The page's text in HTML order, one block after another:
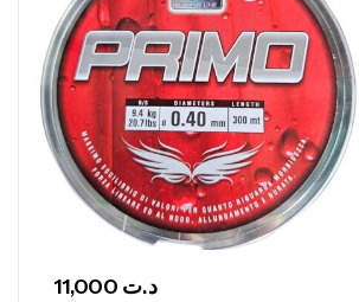
Canne Sunset Secret
– 300 G
Cannes,Surfcasting
د.ت748,000
د.ت673,000
د.ت